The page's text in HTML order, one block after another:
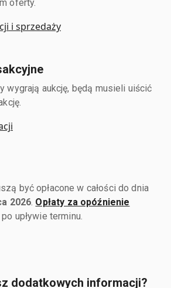
oferty.
i sprzedaży
wygrają aukcję, będą musieli uiścić
być opłacone w całości do dnia
2026 Opłaty za opóźnienie
upływie terminu.
dodatkowych informacji?